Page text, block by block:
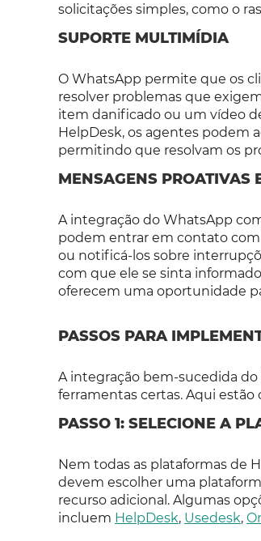
solicitações simples, como o
SUPORTE MULTIMÍDIA
O WhatsApp permite que os
resolver problemas que
item danificado ou um vídeo
HelpDesk, os agentes podem
permitindo que resolvam os
MENSAGENS PROATIVAS
A integração do WhatsApp
podem entrar em contato
ou notificá-los sobre
com que ele se sinta
oferecem uma oportunidade
PASSOS PARA
A integração bem-sucedida
ferramentas certas. Aqui estão
PASSO 1: SELECIONE A
Nem todas as plataformas de
devem escolher uma
recurso adicional. Algumas
incluem HelpDesk, Usedesk,